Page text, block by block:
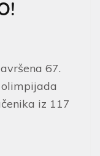
67.
iz 117